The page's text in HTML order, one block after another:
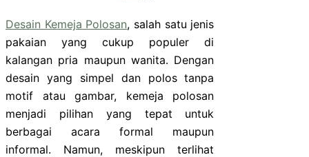
Desain Kemeja Polosan, salah satu jenis
pakaian yang cukup populer di
kalangan pria maupun wanita. Dengan
desain yang simpel dan polos tanpa
motif atau gambar, kemeja polosan
menjadi pilihan yang tepat untuk
berbagai acara formal maupun
informal. Namun, meskipun terlihat